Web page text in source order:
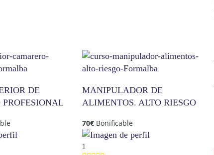
DE
MANIPULADOR DE
ALIMENTOS. ALTO RIESGO
70€ Bonificable
1